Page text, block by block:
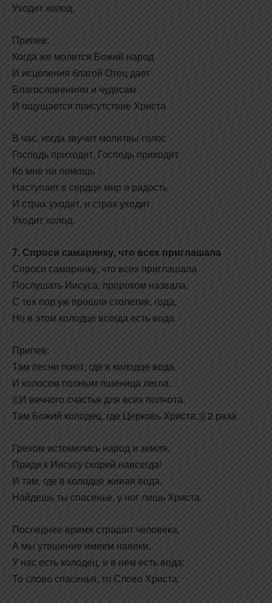
Уходит холод.
Припев:
Когда же молится Божий народ
И исцеления благой Отец дает
Благословениям и чудесам
И ощущается присутствие Христа
В час, когда звучит молитвы голос
Господь приходит, Господь приходит
Ко мне на помощь
Наступает в сердце мир и радость
И страх уходит, и страх уходит
Уходит холод.
7. Спроси самарянку, что всех приглашала
Спроси самарянку, что всех приглашала
Послушать Иисуса, пророком назвала.
С тех пор уж прошли столетия, года,
Но в этом колодце всегда есть вода.
Припев:
Там песни поют, где в колодце вода,
И колосом полным пшеница легла.
||:И вечного счастья для всех полнота.
Там Божий колодец, где Церковь Христа.:|| 2 раза
Грехом истомились народ и земля.
Приди к Иисусу скорей навсегда!
И там, где в колодце живая вода,
Найдешь ты спасенье, у ног лишь Христа.
Последнее время страшит человека,
А мы утешение имеем навеки.
У нас есть колодец, и в нем есть вода:
То слово спасенья, то Слово Христа.